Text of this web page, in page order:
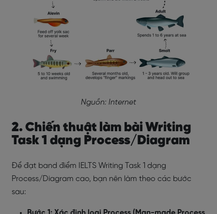
Nguồn: Internet
2. Chiến thuật làm bài Writing
Task 1 dạng Process/Diagram
Để đạt band điểm IELTS Writing Task 1 dạng
Process/Diagram cao, bạn nên làm theo các bước
sau: